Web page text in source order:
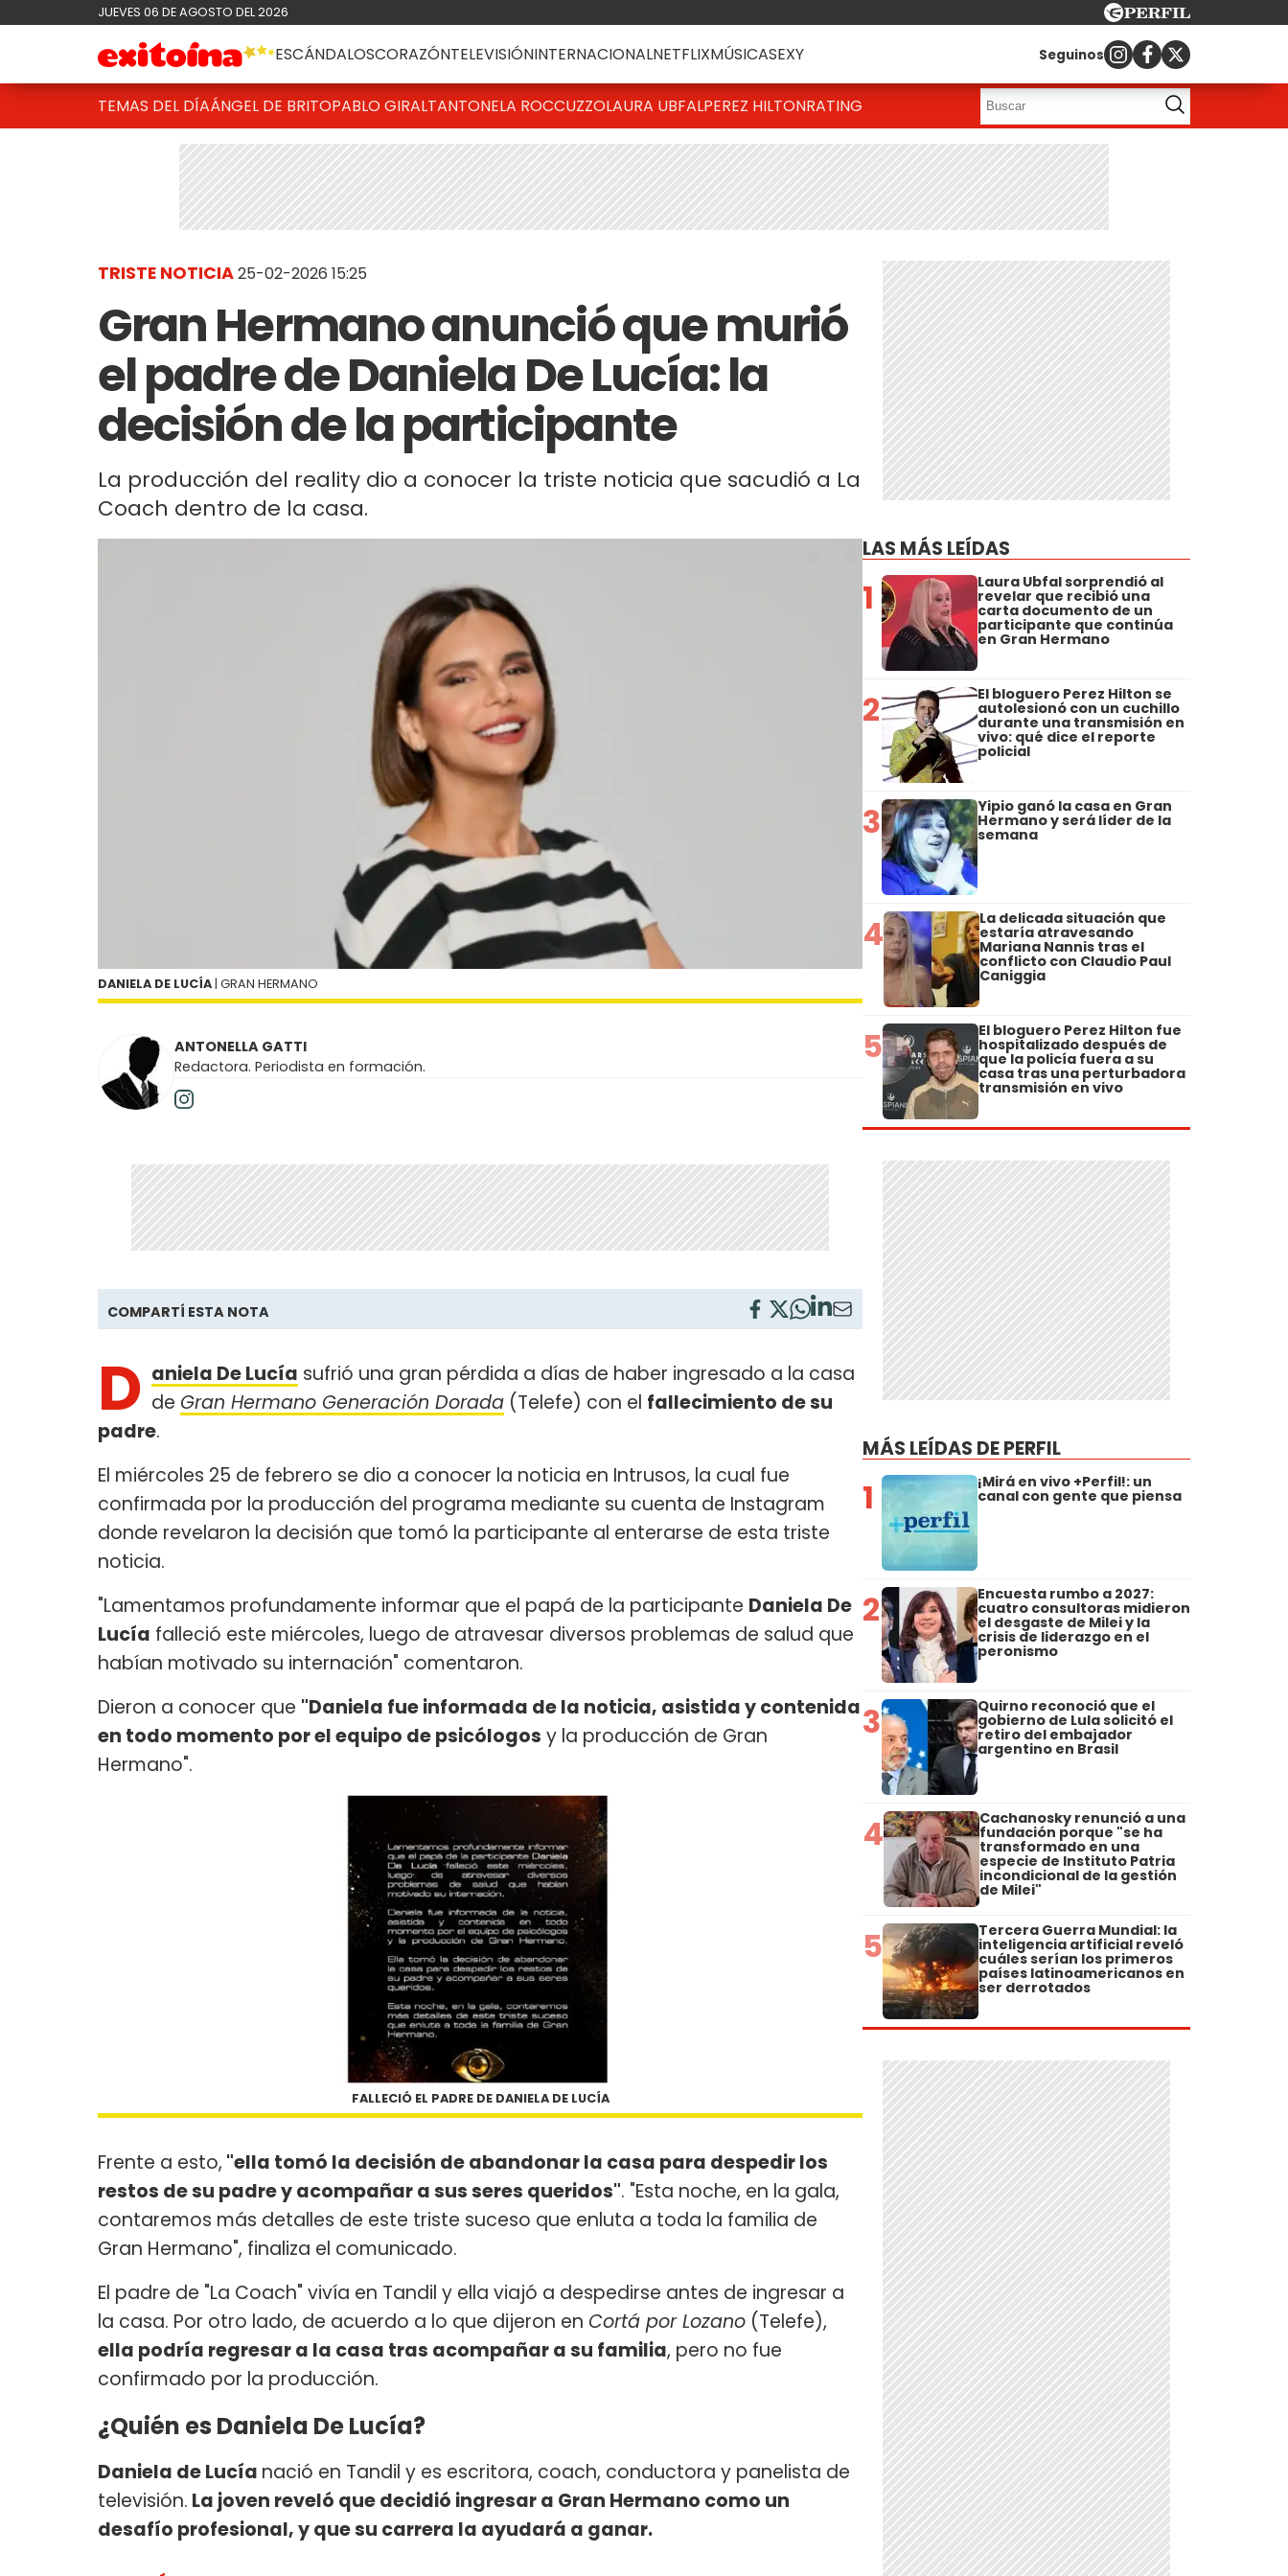
JUEVES 06 DE AGOSTO DEL 2026
ESCÁNDALOSCORAZÓNTELEVISIÓNINTERNACIONALNETFLIXMÚSICASEXY Seguinos
TEMAS DEL DÍAÁNGEL DE BRITOPABLO GIRALTANTONELA ROCCUZZOLAURA UBFALPEREZ HILTONRATING
TRISTE NOTICIA25-02-2026 15:25
Gran Hermano anunció que murió
el padre de Daniela De Lucía: la
decisión de la participante
La producción del reality dio a conocer la triste noticia que sacudió a La
Coach dentro de la casa.
DANIELA DE LUCÍA | GRAN HERMANO
ANTONELLA GATTI
Redactora. Periodista en formación.
COMPARTÍ ESTA NOTA
D aniela De Lucía sufrió una gran pérdida a días de haber ingresado a la casa
de Gran Hermano Generación Dorada (Telefe) con el fallecimiento de su
padre.
El miércoles 25 de febrero se dio a conocer la noticia en Intrusos, la cual fue
confirmada por la producción del programa mediante su cuenta de Instagram
donde revelaron la decisión que tomó la participante al enterarse de esta triste
noticia.
"Lamentamos profundamente informar que el papá de la participante Daniela De
Lucía falleció este miércoles, luego de atravesar diversos problemas de salud que
habían motivado su internación" comentaron.
Dieron a conocer que "Daniela fue informada de la noticia, asistida y contenida
en todo momento por el equipo de psicólogos y la producción de Gran
Hermano".
FALLECIÓ EL PADRE DE DANIELA DE LUCÍA
Frente a esto, "ella tomó la decisión de abandonar la casa para despedir los
restos de su padre y acompañar a sus seres queridos". "Esta noche, en la gala,
contaremos más detalles de este triste suceso que enluta a toda la familia de
Gran Hermano", finaliza el comunicado.
El padre de "La Coach" vivía en Tandil y ella viajó a despedirse antes de ingresar a
la casa. Por otro lado, de acuerdo a lo que dijeron en Cortá por Lozano (Telefe),
ella podría regresar a la casa tras acompañar a su familia, pero no fue
confirmado por la producción.
¿Quién es Daniela De Lucía?
Daniela de Lucía nació en Tandil y es escritora, coach, conductora y panelista de
televisión. La joven reveló que decidió ingresar a Gran Hermano como un
desafío profesional, y que su carrera la ayudará a ganar.
LAS MÁS LEÍDAS
1 Laura Ubfal sorprendió al
revelar que recibió una
carta documento de un
participante que continúa
en Gran Hermano
2 El bloguero Perez Hilton se
autolesionó con un cuchillo
durante una transmisión en
vivo: qué dice el reporte
policial
3 Yipio ganó la casa en Gran
Hermano y será líder de la
semana
4 La delicada situación que
estaría atravesando
Mariana Nannis tras el
conflicto con Claudio Paul
Caniggia
5 El bloguero Perez Hilton fue
hospitalizado después de
que la policía fuera a su
casa tras una perturbadora
transmisión en vivo
MÁS LEÍDAS DE PERFIL
1 ¡Mirá en vivo +Perfil!: un
canal con gente que piensa
2 Encuesta rumbo a 2027:
cuatro consultoras midieron
el desgaste de Milei y la
crisis de liderazgo en el
peronismo
3 Quirno reconoció que el
gobierno de Lula solicitó el
retiro del embajador
argentino en Brasil
4 Cachanosky renunció a una
fundación porque "se ha
transformado en una
especie de Instituto Patria
incondicional de la gestión
de Milei"
5 Tercera Guerra Mundial: la
inteligencia artificial reveló
cuáles serían los primeros
países latinoamericanos en
ser derrotados